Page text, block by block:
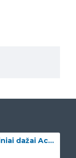
Stanger Akriliniai dažai Acrylic Paints 75 ml, citrinos geltonumo 950101